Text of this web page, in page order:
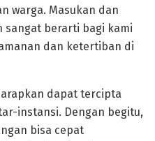
warga. Masukan dan
sangat berarti bagi kami
dan ketertiban di
dapat tercipta
instansi. Dengan begitu,
bisa cepat